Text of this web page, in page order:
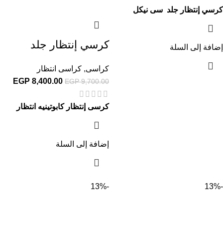
كرسي إنتظار جلد سى نيكل
إضافة إلى السلة كرسي إنتظار جلد
كراسى, كراسى انتظار
EGP9,700.00
EGP 8,400.00
كرسى إنتظار كابوتينيه انتظار
إضافة إلى السلة
-13%
-13%